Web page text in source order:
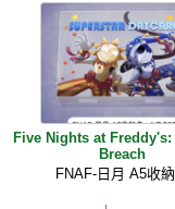
Five Nights at
Breach
FNAF-日月 A5收